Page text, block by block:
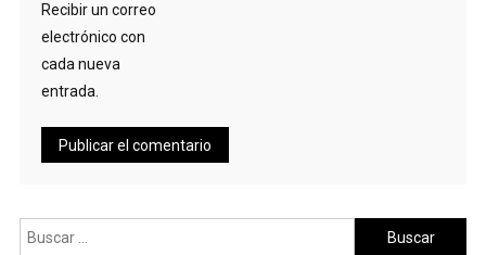
Recibir un correo
electrónico con
cada nueva
entrada.
Buscar: